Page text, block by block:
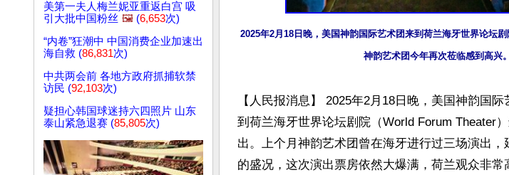
美第一夫人梅兰妮亚重返白宫 吸
引大批中国粉丝 🖼️ (6,653次)
“内卷”狂潮中 中国消费企业加速出
海自救 (86,831次)
中共两会前 各地方政府抓捕软禁
访民 (92,103次)
疑担心韩国球迷持六四照片 山东
泰山紧急退赛 (85,805次)
2025年2月18日晚，美国神韵国际艺术团来到荷兰海牙世界论坛
神韵艺术团今年再次莅临感到高兴
【人民报消息】 2025年2月18日晚，美国神韵国际
到荷兰海牙世界论坛剧院（World Forum Theater
出。上个月神韵艺术团曾在海牙进行过三场演出，
的盛况，这次演出票房依然大爆满，荷兰观众非常